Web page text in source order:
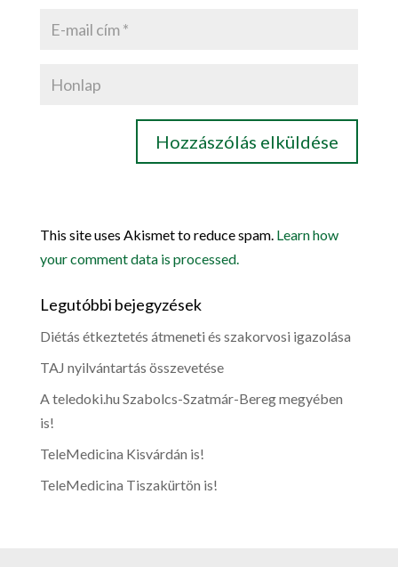
This site uses Akismet to reduce spam. Learn how
your comment data is processed.
Legutóbbi bejegyzések
Diétás étkeztetés átmeneti és szakorvosi igazolása
TAJ nyilvántartás összevetése
A teledoki.hu Szabolcs-Szatmár-Bereg megyében
is!
TeleMedicina Kisvárdán is!
TeleMedicina Tiszakürtön is!